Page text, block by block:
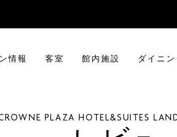
情報 客室 館内施設 ダイニン
PLAZA HOTEL&SUITES